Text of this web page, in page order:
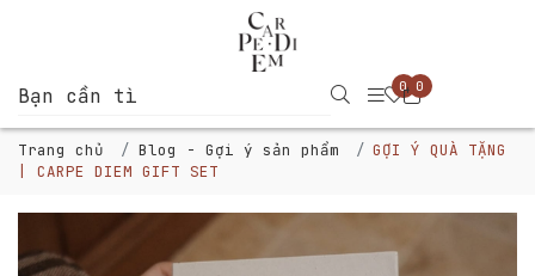
0 0
Trang chủ Blog - Gợi ý sản phẩm
GỢI Ý QUÀ TẶNG
| CARPE DIEM GIFT SET